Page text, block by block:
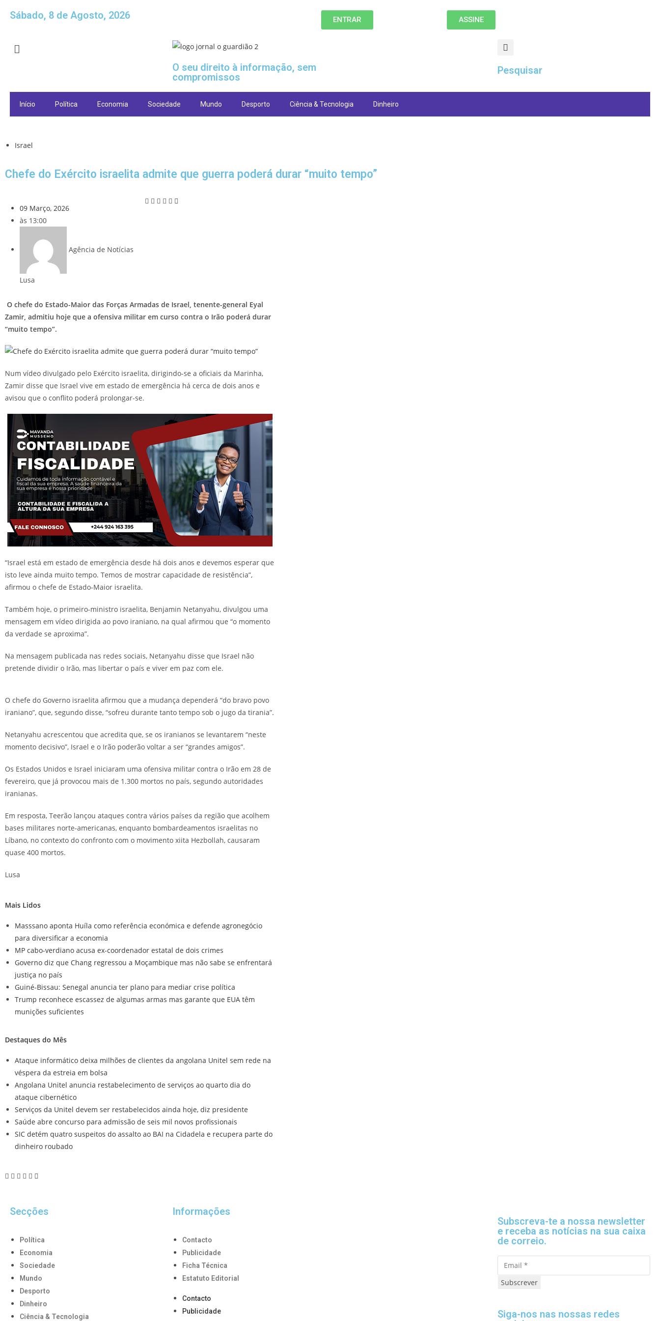
Sábado, 8 de Agosto, 2026 ENTRAR ASSINE
O seu direito à informação, sem
compromissos
Pesquisar
Início Política Economia Sociedade Mundo Desporto Ciência & Tecnologia Dinheiro
Israel
Chefe do Exército israelita admite que guerra poderá durar “muito tempo”
09 Março, 2026
às 13:00
Agência de Notícias
Lusa
O chefe do Estado-Maior das Forças Armadas de Israel, tenente-general Eyal
Zamir, admitiu hoje que a ofensiva militar em curso contra o Irão poderá durar
“muito tempo”.
Num vídeo divulgado pelo Exército israelita, dirigindo-se a oficiais da Marinha,
Zamir disse que Israel vive em estado de emergência há cerca de dois anos e
avisou que o conflito poderá prolongar-se.
“Israel está em estado de emergência desde há dois anos e devemos esperar que
isto leve ainda muito tempo. Temos de mostrar capacidade de resistência”,
afirmou o chefe de Estado-Maior israelita.
Também hoje, o primeiro-ministro israelita, Benjamin Netanyahu, divulgou uma
mensagem em vídeo dirigida ao povo iraniano, na qual afirmou que “o momento
da verdade se aproxima”.
Na mensagem publicada nas redes sociais, Netanyahu disse que Israel não
pretende dividir o Irão, mas libertar o país e viver em paz com ele.
O chefe do Governo israelita afirmou que a mudança dependerá “do bravo povo
iraniano”, que, segundo disse, “sofreu durante tanto tempo sob o jugo da tirania”.
Netanyahu acrescentou que acredita que, se os iranianos se levantarem “neste
momento decisivo”, Israel e o Irão poderão voltar a ser “grandes amigos”.
Os Estados Unidos e Israel iniciaram uma ofensiva militar contra o Irão em 28 de
fevereiro, que já provocou mais de 1.300 mortos no país, segundo autoridades
iranianas.
Em resposta, Teerão lançou ataques contra vários países da região que acolhem
bases militares norte-americanas, enquanto bombardeamentos israelitas no
Líbano, no contexto do confronto com o movimento xiita Hezbollah, causaram
quase 400 mortos.
Lusa
Mais Lidos
Masssano aponta Huíla como referência económica e defende agronegócio
para diversificar a economia
MP cabo-verdiano acusa ex-coordenador estatal de dois crimes
Governo diz que Chang regressou a Moçambique mas não sabe se enfrentará
justiça no país
Guiné-Bissau: Senegal anuncia ter plano para mediar crise política
Trump reconhece escassez de algumas armas mas garante que EUA têm
munições suficientes
Destaques do Mês
Ataque informático deixa milhões de clientes da angolana Unitel sem rede na
véspera da estreia em bolsa
Angolana Unitel anuncia restabelecimento de serviços ao quarto dia do
ataque cibernético
Serviços da Unitel devem ser restabelecidos ainda hoje, diz presidente
Saúde abre concurso para admissão de seis mil novos profissionais
SIC detém quatro suspeitos do assalto ao BAI na Cidadela e recupera parte do
dinheiro roubado
Secções
Política
Economia
Sociedade
Mundo
Desporto
Dinheiro
Ciência & Tecnologia
Informações
Contacto
Publicidade
Ficha Técnica
Estatuto Editorial
Contacto
Publicidade
Subscreva-te a nossa newsletter
e receba as notícias na sua caixa
de correio.
Subscrever
Siga-nos nas nossas redes